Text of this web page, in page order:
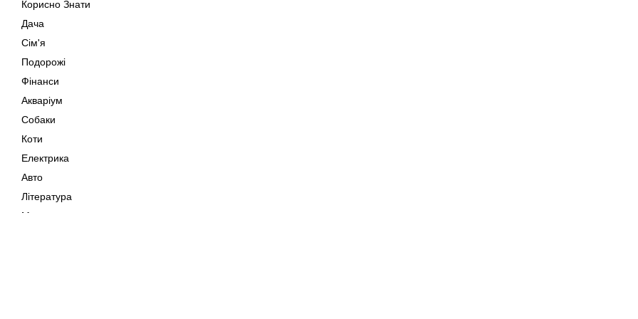
Корисно Знати
Дача
Сім'я
Подорожі
Фінанси
Акваріум
Собаки
Коти
Електрика
Авто
Література
Музика